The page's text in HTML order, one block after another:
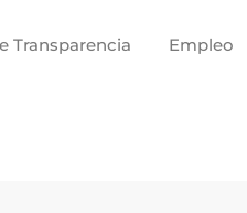
Transparencia Empleo